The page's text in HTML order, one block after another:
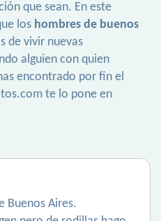
que sean. En este
los hombres de buenos
de vivir nuevas
alguien con quien
encontrado por fin el
te lo pone en
Buenos Aires.